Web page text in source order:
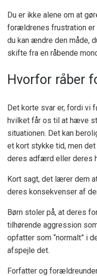
Du er ikke alene om at
forældrenes frustration er
du kan ændre den måde,
skifte fra en råbende
Hvorfor råber
Det korte svar er, fordi vi
hvilket får os til at hæve
situationen. Det kan
et kort stykke tid, men
deres adfærd eller deres
Kort sagt, det lærer dem
deres konsekvenser af
Børn stoler på, at deres
tilhørende aggression
opfatter som “normalt” i
afspejle det.
Forfatter og